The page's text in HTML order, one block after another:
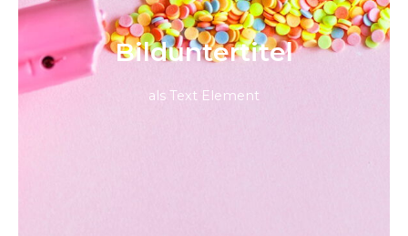
Bild­unter­titel
als Text Element